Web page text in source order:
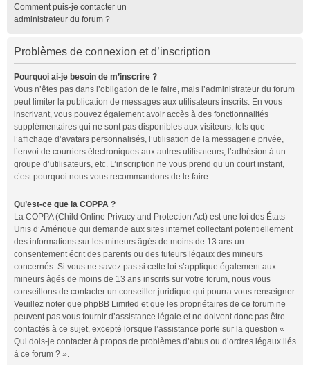
Comment puis-je contacter un
administrateur du forum ?
Problèmes de connexion et d’inscription
Pourquoi ai-je besoin de m’inscrire ?
Vous n’êtes pas dans l’obligation de le faire, mais l’administrateur du forum
peut limiter la publication de messages aux utilisateurs inscrits. En vous
inscrivant, vous pouvez également avoir accès à des fonctionnalités
supplémentaires qui ne sont pas disponibles aux visiteurs, tels que
l’affichage d’avatars personnalisés, l’utilisation de la messagerie privée,
l’envoi de courriers électroniques aux autres utilisateurs, l’adhésion à un
groupe d’utilisateurs, etc. L’inscription ne vous prend qu’un court instant,
c’est pourquoi nous vous recommandons de le faire.
Qu’est-ce que la COPPA ?
La COPPA (Child Online Privacy and Protection Act) est une loi des États-
Unis d’Amérique qui demande aux sites internet collectant potentiellement
des informations sur les mineurs âgés de moins de 13 ans un
consentement écrit des parents ou des tuteurs légaux des mineurs
concernés. Si vous ne savez pas si cette loi s’applique également aux
mineurs âgés de moins de 13 ans inscrits sur votre forum, nous vous
conseillons de contacter un conseiller juridique qui pourra vous renseigner.
Veuillez noter que phpBB Limited et que les propriétaires de ce forum ne
peuvent pas vous fournir d’assistance légale et ne doivent donc pas être
contactés à ce sujet, excepté lorsque l’assistance porte sur la question «
Qui dois-je contacter à propos de problèmes d’abus ou d’ordres légaux liés
à ce forum ? ».